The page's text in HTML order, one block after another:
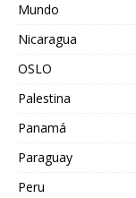
Mundo
Nicaragua
OSLO
Palestina
Panamá
Paraguay
Peru